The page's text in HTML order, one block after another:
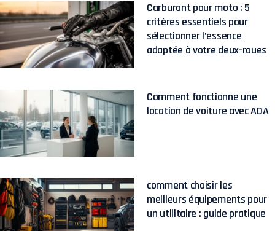
Carburant pour moto : 5
critères essentiels pour
sélectionner l’essence
adaptée à votre deux-roues
Comment fonctionne une
location de voiture avec ADA
comment choisir les
meilleurs équipements pour
un utilitaire : guide pratique